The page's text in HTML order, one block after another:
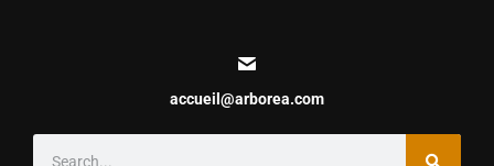
accueil@arborea.com